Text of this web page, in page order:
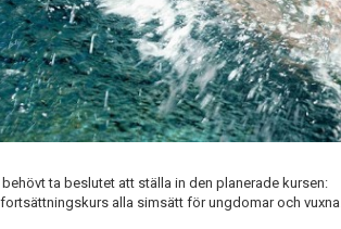
behövt ta beslutet att ställa in den planerade kursen:
alla simsätt för ungdomar och